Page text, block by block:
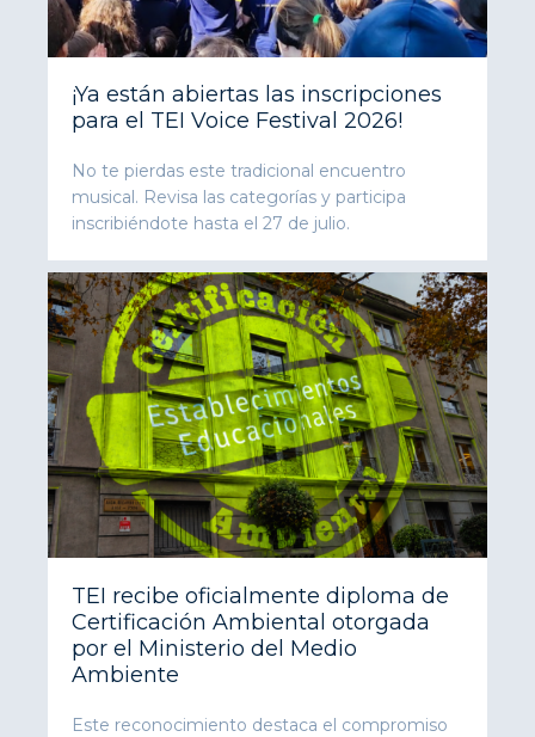
¡Ya están abiertas las inscripciones
para el TEI Voice Festival 2026!
No te pierdas este tradicional encuentro
musical. Revisa las categorías y participa
inscribiéndote hasta el 27 de julio.
TEI recibe oficialmente diploma de
Certificación Ambiental otorgada
por el Ministerio del Medio
Ambiente
Este reconocimiento destaca el compromiso